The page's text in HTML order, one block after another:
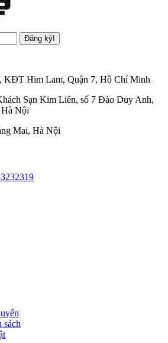
Đăng ký!
KĐT Him Lam, Quận 7, Hồ Chí Minh
Sạn Kim Liên, số 7 Đào Duy Anh,
Nội
Mai, Hà Nội
sách